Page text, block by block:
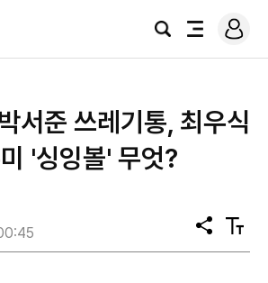
검
전
로
그
서준 쓰레기통, 최우식
미 '싱잉볼' 무엇?
공
유
텍
스